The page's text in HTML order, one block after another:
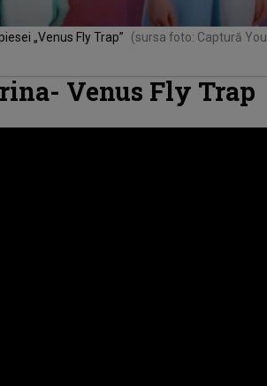
„Venus Fly Trap” (sursa foto: Captură
Venus Fly Trap